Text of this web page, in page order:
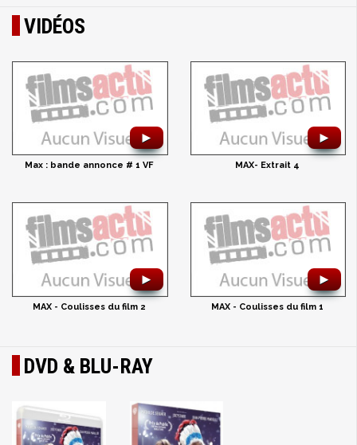
VIDÉOS
►
Max : bande annonce # 1 VF
►
MAX- Extrait 4
►
MAX - Coulisses du film 2
►
MAX - Coulisses du film 1
DVD & BLU-RAY